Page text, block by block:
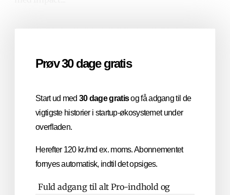
Prøv 30 dage gratis
Start ud med 30 dage gratisog få adgang til de
vigtigste historier i startup-økosystemet under
overfladen.
Herefter 120 kr./md ex. moms. Abonnementet
fornyes automatisk, indtil det opsiges.
Fuld adgang til alt Pro-indhold og